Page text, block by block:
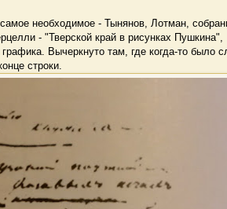
необходимое - Тынянов, Лотман,
- "Тверской край в рисунках Пушкина",
Вычеркнуто там, где когда-то было
строки.